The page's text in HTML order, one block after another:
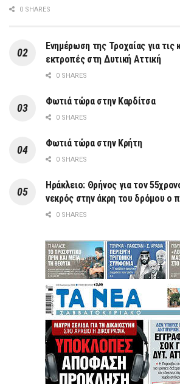
0 SHARES
Ενημέρωση της Τροχαίας για τις
εκτροπές στη Δυτική Αττική
0 SHARES
Φωτιά τώρα στην Καρδίτσα
0 SHARES
Φωτιά τώρα στην Κρήτη
0 SHARES
Ηράκλειο: Θρήνος για τον
νεκρός στην άκρη του δρόμου ο
0 SHARES